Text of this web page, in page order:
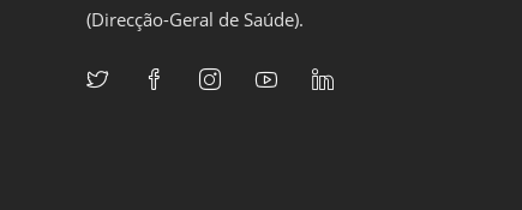
(Direcção-Geral de Saúde).